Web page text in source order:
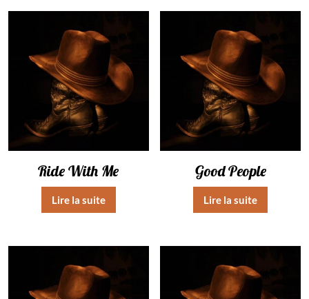
Ride With Me
Lire la suite
Good People
Lire la suite